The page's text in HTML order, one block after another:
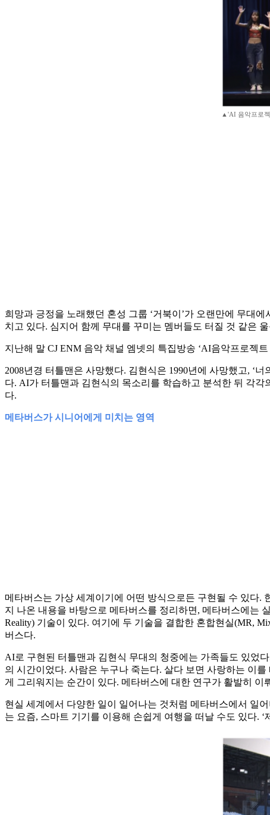
▲'AI 음악프로
희망과 긍정을 노래했던 혼성 그룹 ‘거북이’가 오랜만에 무대
치고 있다. 심지어 함께 무대를 꾸미는 멤버들도 터질 것 같은
지난해 말 CJ ENM 음악 채널 엠넷의 특집방송 ‘AI음악프로젝
2008년경 터틀맨은 사망했다. 김현식은 1990년에 사망했고, ‘
다. AI가 터틀맨과 김현식의 목소리를 학습하고 분석한 뒤 각
다.
메타버스가 시니어에게 미치는 영역
메타버스는 가상 세계이기에 어떤 방식으로든 구현될 수 있다.
지 나온 내용을 바탕으로 메타버스를 정리하면, 메타버스에는
Reality) 기술이 있다. 여기에 두 기술을 결합한 혼합현실(MR,
버스다.
AI로 구현된 터틀맨과 김현식 무대의 청중에는 가족들도 있었
의 시간이었다. 사람은 누구나 죽는다. 살다 보면 사랑하는 이
게 그리워지는 순간이 있다. 메타버스에 대한 연구가 활발히
현실 세계에서 다양한 일이 일어나는 것처럼 메타버스에서 일
는 요즘, 스마트 기기를 이용해 손쉽게 여행을 떠날 수도 있다.